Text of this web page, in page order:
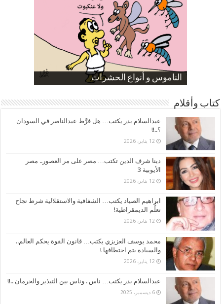
الناموس و أنواع الحشرات
الموظفين بعد ارتفاع الأسعار
ارتفاع نسبة الطلاق في مصر
صورة كاركاتيرية
صورة كاركاتيرية
كتاب وأقلام
عبدالسلام بدر يكتب… هل فرَّط عبدالناصر في السودان
؟..!!
12 يناير، 2026
دينا شرف الدين تكتب… مصر على مر العصور.. مصر
الأيوبية 3
12 يناير، 2026
ابراهيم الصياد يكتب… الشفافية والاستقلالية شرط نجاح
تعلُّم الديمقراطية!
12 يناير، 2026
محمد يوسف العزيزي يكتب… قانون القوة يحكم العالم..
والسيادة يتم اختطافها !
12 يناير، 2026
عبدالسلام بدر يكتب… ناس . وناس بين التبذير والحرمان ..!!
6 ديسمبر، 2025